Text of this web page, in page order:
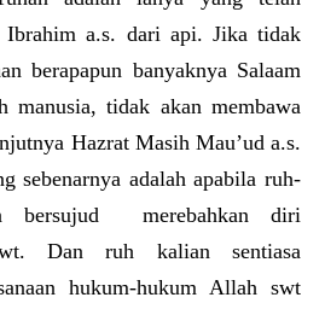
Ibrahim a.s. dari api. Jika tidak
berapapun banyaknya Salaam
manusia, tidak akan membawa
Hazrat Masih Mau’ud a.s.
sebenarnya adalah apabila ruh-
bersujud merebahkan diri
Dan ruh kalian sentiasa
hukum-hukum Allah swt